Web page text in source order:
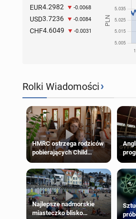
EUR4.2982 -0.0068
USD3.7236 -0.0084
CHF4.6049 -0.0031
Rolki Wiadomości›
HMRC ostrzega rodziców
pobierających Child
Benefit. Mogą być
zobowiązani do zwrotu
zasiłku
Najlepsze nadmorskie
miasteczko blisko